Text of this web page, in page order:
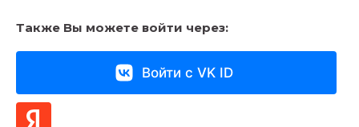
Также Вы можете войти через:
Войти с VK ID